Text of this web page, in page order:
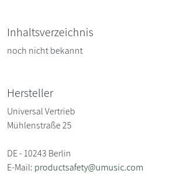
Inhaltsverzeichnis
noch nicht bekannt
Hersteller
Universal Vertrieb
Mühlenstraße 25
DE - 10243 Berlin
E-Mail: productsafety@umusic.com